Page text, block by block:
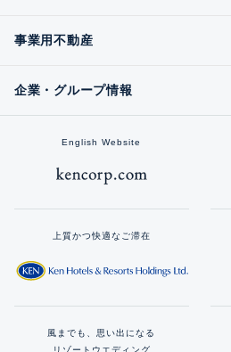
事業用不動産
企業・グループ情報
English Website
上質かつ快適なご滞在
風までも、思い出になる